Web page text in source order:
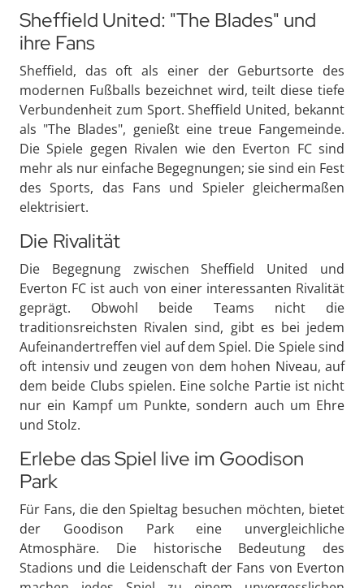
Sheffield United: "The Blades" und
ihre Fans
Sheffield, das oft als einer der Geburtsorte des
modernen Fußballs bezeichnet wird, teilt diese tiefe
Verbundenheit zum Sport. Sheffield United, bekannt
als "The Blades", genießt eine treue Fangemeinde.
Die Spiele gegen Rivalen wie den Everton FC sind
mehr als nur einfache Begegnungen; sie sind ein Fest
des Sports, das Fans und Spieler gleichermaßen
elektrisiert.
Die Rivalität
Die Begegnung zwischen Sheffield United und
Everton FC ist auch von einer interessanten Rivalität
geprägt. Obwohl beide Teams nicht die
traditionsreichsten Rivalen sind, gibt es bei jedem
Aufeinandertreffen viel auf dem Spiel. Die Spiele sind
oft intensiv und zeugen von dem hohen Niveau, auf
dem beide Clubs spielen. Eine solche Partie ist nicht
nur ein Kampf um Punkte, sondern auch um Ehre
und Stolz.
Erlebe das Spiel live im Goodison
Park
Für Fans, die den Spieltag besuchen möchten, bietet
der Goodison Park eine unvergleichliche
Atmosphäre. Die historische Bedeutung des
Stadions und die Leidenschaft der Fans von Everton